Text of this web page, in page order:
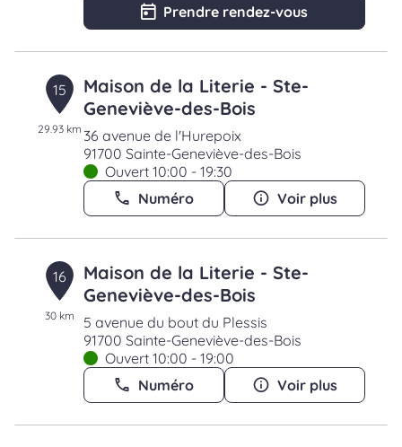
Prendre rendez-vous
15
29.93 km
Maison de la Literie - Ste-
Geneviève-des-Bois
36 avenue de l'Hurepoix
91700 Sainte-Geneviève-des-Bois
Ouvert 10:00 - 19:30
Numéro
Voir plus
16
30 km
Maison de la Literie - Ste-
Geneviève-des-Bois
5 avenue du bout du Plessis
91700 Sainte-Geneviève-des-Bois
Ouvert 10:00 - 19:00
Numéro
Voir plus